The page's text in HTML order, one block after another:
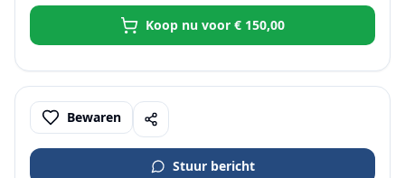
Koop nu voor € 150,00
Bewaren
Stuur bericht